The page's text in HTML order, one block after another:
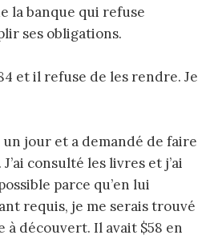
la banque qui refuse
ses obligations.
et il refuse de les rendre. Je
jour et a demandé de faire
consulté les livres et j’ai
parce qu’en lui
requis, je me serais trouvé
à découvert. Il avait $58 en